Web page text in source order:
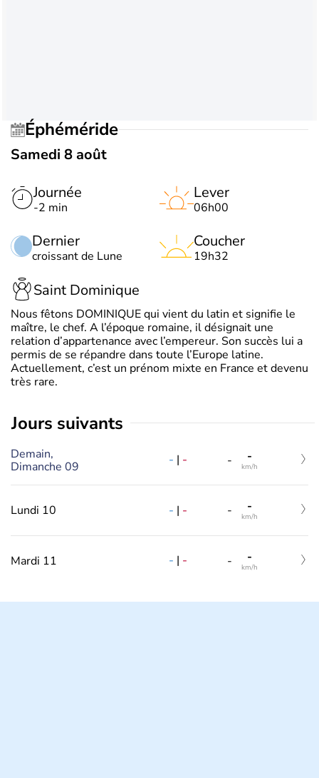
Éphéméride
Samedi 8 août
Journée
-2 min
Dernier
croissant de Lune
Lever
06h00
Coucher
19h32
Saint Dominique
Nous fêtons DOMINIQUE qui vient du latin et signifie le
maître, le chef. A l’époque romaine, il désignait une
relation d’appartenance avec l’empereur. Son succès lui a
permis de se répandre dans toute l’Europe latine.
Actuellement, c’est un prénom mixte en France et devenu
très rare.
jours suivants
Demain,
Dimanche 09
- | - - -
km/h
Lundi 10 - | - - -
km/h
Mardi 11 - | - - -
km/h